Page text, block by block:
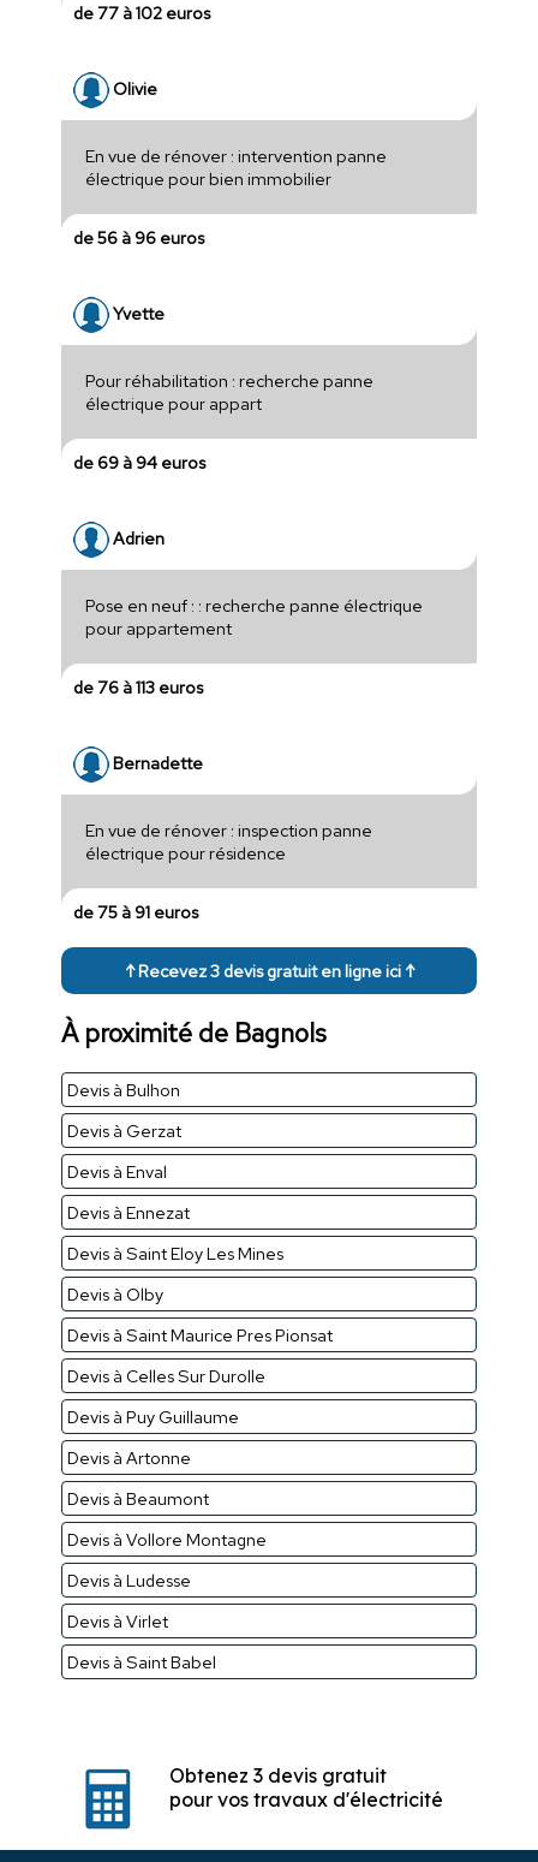
de 77 à 102 euros
Olivie
En vue de rénover : intervention panne
électrique pour bien immobilier
de 56 à 96 euros
Yvette
Pour réhabilitation : recherche panne
électrique pour appart
de 69 à 94 euros
Adrien
Pose en neuf : : recherche panne électrique
pour appartement
de 76 à 113 euros
Bernadette
En vue de rénover : inspection panne
électrique pour résidence
de 75 à 91 euros
↑ Recevez 3 devis gratuit en ligne ici ↑
À proximité de Bagnols
Devis à Bulhon
Devis à Gerzat
Devis à Enval
Devis à Ennezat
Devis à Saint Eloy Les Mines
Devis à Olby
Devis à Saint Maurice Pres Pionsat
Devis à Celles Sur Durolle
Devis à Puy Guillaume
Devis à Artonne
Devis à Beaumont
Devis à Vollore Montagne
Devis à Ludesse
Devis à Virlet
Devis à Saint Babel
Obtenez 3 devis gratuit
pour vos travaux d'électricité